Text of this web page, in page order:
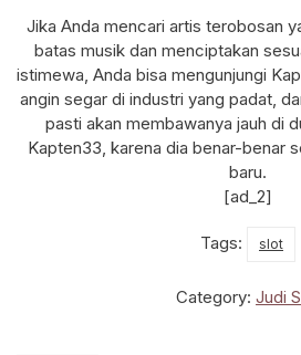
Jika Anda mencari artis terobosan
batas musik dan menciptakan
istimewa, Anda bisa mengunjungi
angin segar di industri yang padat,
pasti akan membawanya jauh di
Kapten33, karena dia benar-benar
baru.
[ad_2]
Tags: slot
Category: Judi